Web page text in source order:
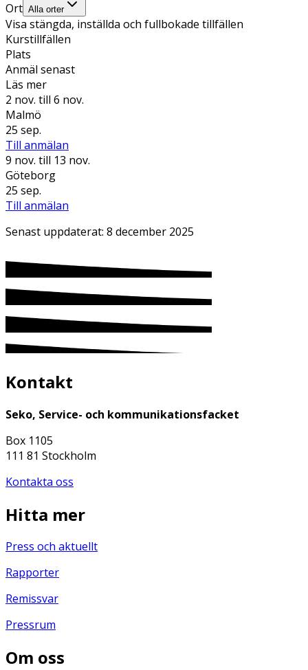
Ort Alla orter
Visa stängda, inställda och fullbokade tillfällen
Kurstillfällen
Plats
Anmäl senast
Läs mer
2 nov. till 6 nov.
Malmö
25 sep.
Till anmälan
9 nov. till 13 nov.
Göteborg
25 sep.
Till anmälan
Senast uppdaterat: 8 december 2025
Kontakt
Seko, Service- och kommunikationsfacket
Box 1105
111 81 Stockholm
Kontakta oss
Hitta mer
Press och aktuellt
Rapporter
Remissvar
Pressrum
Om oss